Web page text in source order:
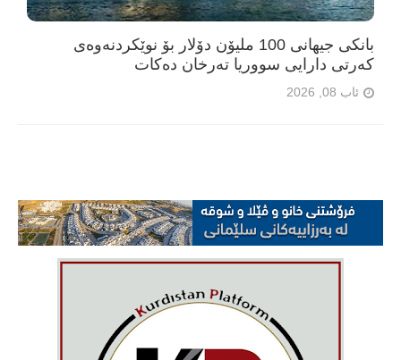
بانکی جیهانی 100 ملیۆن دۆلار بۆ نوێکردنەوەی
کەرتی دارایی سووریا تەرخان دەکات
ئاب 08, 2026